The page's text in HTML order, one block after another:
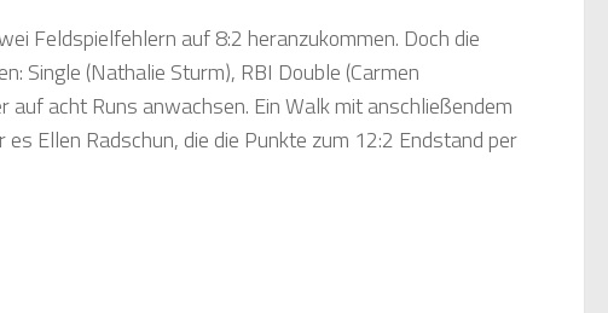
Feldspielfehlern auf 8:2 heranzukommen. Doch die
Single (Nathalie Sturm), RBI Double (Carmen
auf acht Runs anwachsen. Ein Walk mit anschließendem
Ellen Radschun, die die Punkte zum 12:2 Endstand per